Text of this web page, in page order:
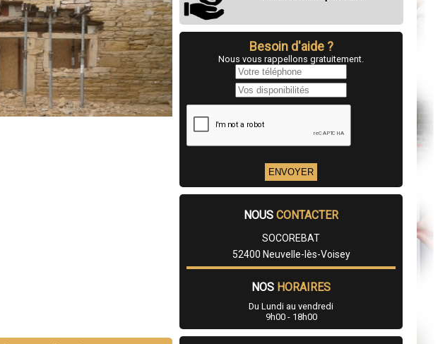
Besoin d'aide ?
Nous vous rappellons gratuitement.
NOUS CONTACTER
SOCOREBAT
52400 Neuvelle-lès-Voisey
NOS HORAIRES
Du Lundi au vendredi
9h00 - 18h00